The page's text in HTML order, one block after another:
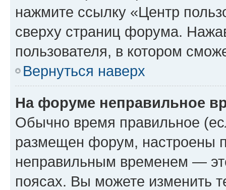
нажмите ссылку «Центр
сверху страниц форума.
пользователя, в котором
Вернуться наверх
На форуме неправильное
Обычно время правильное
размещен форум, настроены
неправильным временем —
поясах. Вы можете изменить